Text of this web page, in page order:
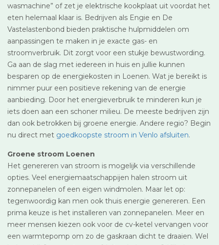
wasmachine” of zet je elektrische kookplaat uit voordat het
eten helemaal klaar is. Bedrijven als Engie en De
Vastelastenbond bieden praktische hulpmiddelen om
aanpassingen te maken in je exacte gas- en
stroomverbruik. Dit zorgt voor een stukje bewustwording.
Ga aan de slag met iedereen in huis en jullie kunnen
besparen op de energiekosten in Loenen. Wat je bereikt is
nimmer puur een positieve rekening van de energie
aanbieding. Door het energieverbruik te minderen kun je
iets doen aan een schoner milieu. De meeste bedrijven zijn
dan ook betrokken bij groene energie. Andere regio? Begin
nu direct met goedkoopste stroom in Venlo afsluiten.
Groene stroom Loenen
Het genereren van stroom is mogelijk via verschillende
opties. Veel energiemaatschappijen halen stroom uit
zonnepanelen of een eigen windmolen. Maar let op:
tegenwoordig kan men ook thuis energie genereren. Een
prima keuze is het installeren van zonnepanelen. Meer en
meer mensen kiezen ook voor de cv-ketel vervangen voor
een warmtepomp om zo de gaskraan dicht te draaien. Wel